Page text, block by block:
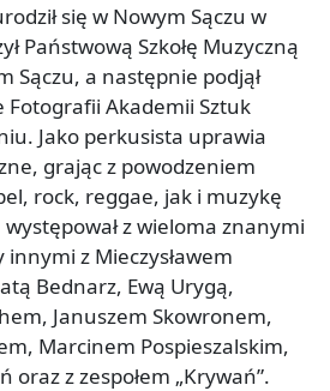
się w Nowym Sączu w
Państwową Szkołę Muzyczną
Sączu, a następnie podjął
Fotografii Akademii Sztuk
Jako perkusista uprawia
grając z powodzeniem
rock, reggae, jak i muzykę
z wieloma znanymi
z Mieczysławem
Bednarz, Ewą Urygą,
Januszem Skowronem,
Marcinem Pospieszalskim,
oraz z zespołem „Krywań”.